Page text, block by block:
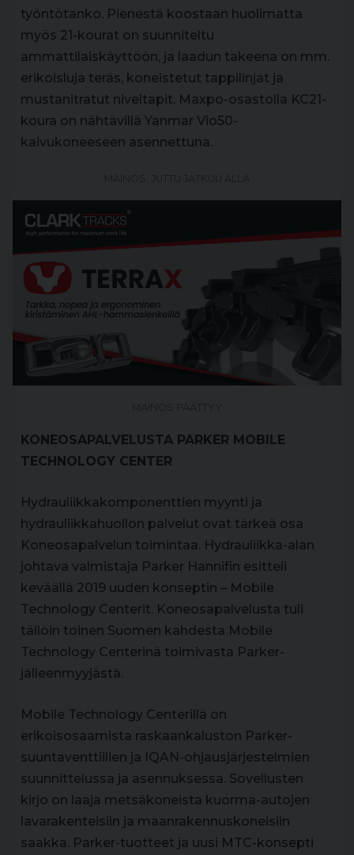
työntötanko. Pienestä koostaan huolimatta
myös 21-kourat on suunniteltu
ammattilaiskäyttöön, ja laadun takeena on mm.
erikoisluja teräs, koneistetut tappilinjat ja
mustanitratut niveltapit. Maxpo-osastolla KC21-
koura on nähtävillä Yanmar Vio50-
kaivukoneeseen asennettuna.
KONEOSAPALVELUSTA PARKER MOBILE
TECHNOLOGY CENTER
Hydrauliikkakomponenttien myynti ja
hydrauliikkahuollon palvelut ovat tärkeä osa
Koneosapalvelun toimintaa. Hydrauliikka-alan
johtava valmistaja Parker Hannifin esitteli
keväällä 2019 uuden konseptin – Mobile
Technology Centerit. Koneosapalvelusta tuli
tällöin toinen Suomen kahdesta Mobile
Technology Centerinä toimivasta Parker-
jälleenmyyjästä.
Mobile Technology Centerillä on
erikoisosaamista raskaankaluston Parker-
suuntaventtiilien ja IQAN-ohjausjärjestelmien
suunnittelussa ja asennuksessa. Sovellusten
kirjo on laaja metsäkoneista kuorma-autojen
lavarakenteisiin ja maanrakennuskoneisiin
saakka. Parker-tuotteet ja uusi MTC-konsepti